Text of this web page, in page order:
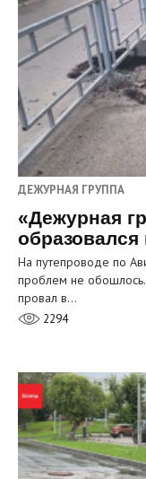
ДЕЖУРНАЯ ГРУППА
«Дежурная
образовался
На путепроводе по
проблем не
провал в…
2294